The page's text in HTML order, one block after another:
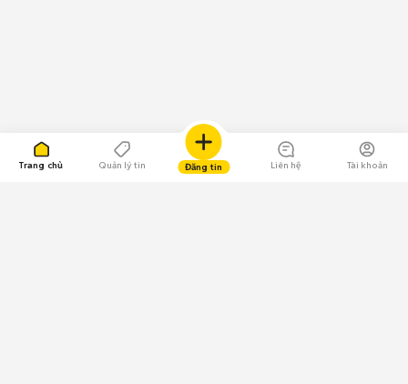
Trang chủ Quản lý tin Đăng tin Liên hệ Tài khoản